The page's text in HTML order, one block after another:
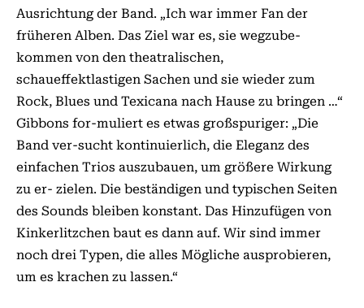
Ausrichtung der Band. „Ich war immer Fan der
früheren Alben. Das Ziel war es, sie wegzube-
kommen von den theatralischen,
schaueffektlastigen Sachen und sie wieder zum
Rock, Blues und Texicana nach Hause zu bringen …“
Gibbons for-muliert es etwas großspuriger: „Die
Band ver-sucht kontinuierlich, die Eleganz des
einfachen Trios auszubauen, um größere Wirkung
zu er- zielen. Die beständigen und typischen Seiten
des Sounds bleiben konstant. Das Hinzufügen von
Kinkerlitzchen baut es dann auf. Wir sind immer
noch drei Typen, die alles Mögliche ausprobieren,
um es krachen zu lassen.“